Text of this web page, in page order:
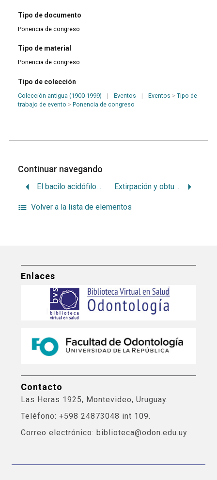
Tipo de documento
Ponencia de congreso
Tipo de material
Ponencia de congreso
Tipo de colección
Colección antigua (1900-1999) | Eventos | Eventos >Tipo de
trabajo de evento >Ponencia de congreso
Continuar navegando
El bacilo acidófilo en la caries dentaria Extirpación y obturación inmediata de los conductos radiculares
Volver a la lista de elementos
Enlaces
Contacto
Las Heras 1925, Montevideo, Uruguay.
Teléfono: +598 24873048 int 109.
Correo electrónico: biblioteca@odon.edu.uy